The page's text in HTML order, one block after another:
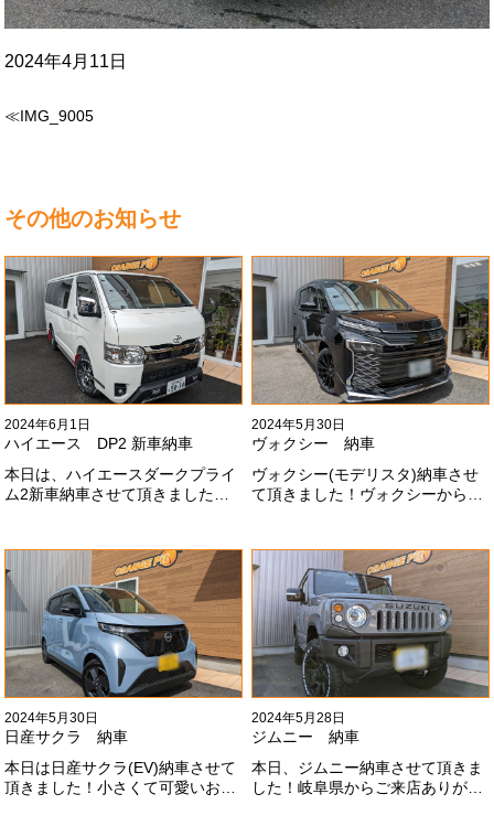
2024年4月11日
≪IMG_9005
その他のお知らせ
2024年6月1日
ハイエース DP2 新車納車
本日は、ハイエースダークプライ
ム2新車納車させて頂きました！
ました#x1f60a;
2024年5月30日
ヴォクシー 納車
ヴォクシー(モデリスタ)納車させ
て頂きました！ヴォクシーからヴ
利用頂きありがとうございます
#x1f60a;
2024年5月30日
日産サクラ 納車
本日は日産サクラ(EV)納車させて
頂きました！小さくて可愛いお車
2024年5月28日
ジムニー 納車
本日、ジムニー納車させて頂きま
した！岐阜県からご来店ありがと